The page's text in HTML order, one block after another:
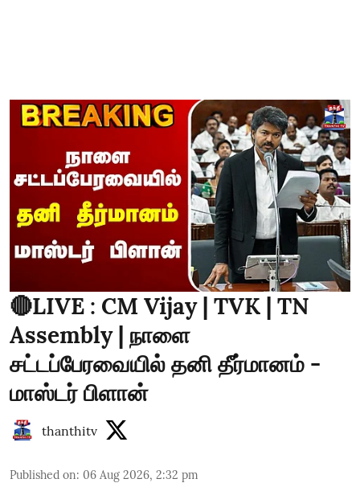
🔴LIVE : CM Vijay | TVK | TN
Assembly | நாளை
சட்டப்பேரவையில் தனி தீர்மானம் -
மாஸ்டர் பிளான்
thanthitv
Published on: 06 Aug 2026, 2:32 pm